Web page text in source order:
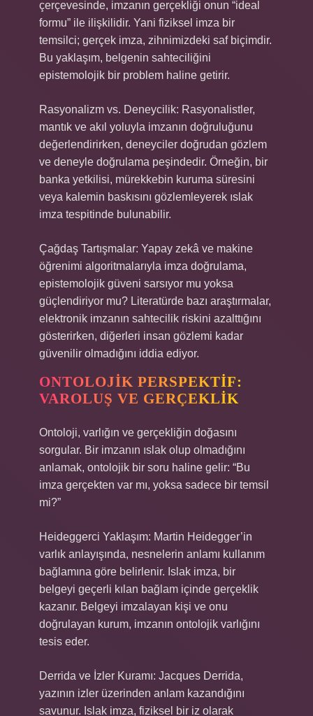
çerçevesinde, imzanın gerçekliği onun “ideal
formu” ile ilişkilidir. Yani fiziksel imza bir
temsilci; gerçek imza, zihnimizdeki saf biçimdir.
Bu yaklaşım, belgenin sahteciliğini
epistemolojik bir problem haline getirir.
Rasyonalizm vs. Deneycilik: Rasyonalistler,
mantık ve akıl yoluyla imzanın doğruluğunu
değerlendirirken, deneyciler doğrudan gözlem
ve deneyle doğrulama peşindedir. Örneğin, bir
banka yetkilisi, mürekkebin kuruma süresini
veya kalemin baskısını gözlemleyerek ıslak
imza tespitinde bulunabilir.
Çağdaş Tartışmalar: Yapay zekâ ve makine
öğrenimi algoritmalarıyla imza doğrulama,
epistemolojik güveni sarsıyor mu yoksa
güçlendiriyor mu? Literatürde bazı araştırmalar,
elektronik imzanın sahtecilik riskini azalttığını
gösterirken, diğerleri insan gözlemi kadar
güvenilir olmadığını iddia ediyor.
ONTOLOJIK PERSPEKTIF:
VAROLUŞ VE GERÇEKLIK
Ontoloji, varlığın ve gerçekliğin doğasını
sorgular. Bir imzanın ıslak olup olmadığını
anlamak, ontolojik bir soru haline gelir: “Bu
imza gerçekten var mı, yoksa sadece bir temsil
mi?”
Heideggerci Yaklaşım: Martin Heidegger’in
varlık anlayışında, nesnelerin anlamı kullanım
bağlamına göre belirlenir. Islak imza, bir
belgeyi geçerli kılan bağlam içinde gerçeklik
kazanır. Belgeyi imzalayan kişi ve onu
doğrulayan kurum, imzanın ontolojik varlığını
tesis eder.
Derrida ve İzler Kuramı: Jacques Derrida,
yazının izler üzerinden anlam kazandığını
savunur. Islak imza, fiziksel bir iz olarak